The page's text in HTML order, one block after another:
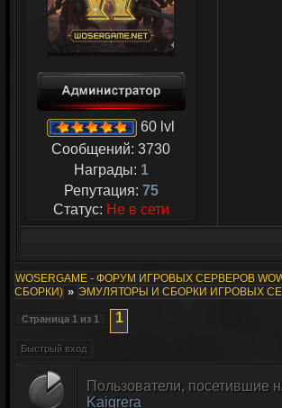
60 lvl
Сообщений: 3730
Награды: 1
Репутация: 75
Статус: Не в сети
WOSERGAME - ФОРУМ ИГРОВЫХ СЕРВЕРОВ
СБОРКИ) » ЭМУЛЯТОРЫ И СБОРКИ ИГРОВЫХ
Страница 1 из 1 1
Пользователи, посетившие
Kaigrera